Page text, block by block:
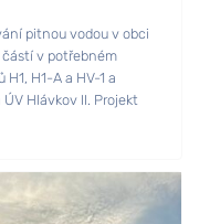
pitnou vodou v obci
v potřebném
H1-A a HV-1 a
Hlávkov II. Projekt